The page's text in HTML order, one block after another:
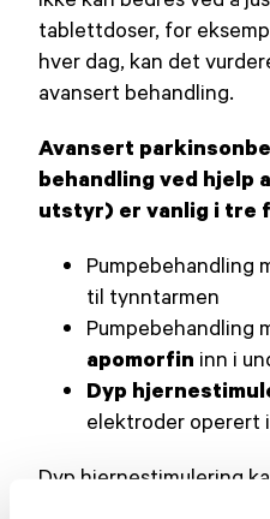
tablettdoser, for
hver dag, kan det
avansert behandling.
Avansert
behandling ved hjelp
utstyr) er vanlig i tre
Pumpebehandling
til tynntarmen
Pumpebehandling
apomorfin inn i
Dyp
elektroder operert
Dyp hjernestimulering